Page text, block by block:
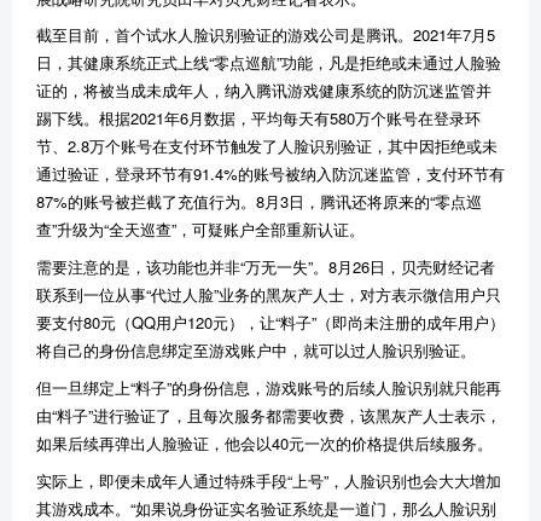
截至目前，首个试水人脸识别验证的游戏公司是腾讯。2021年7月5
日，其健康系统正式上线“零点巡航”功能，凡是拒绝或未通过人脸验
证的，将被当成未成年人，纳入腾讯游戏健康系统的防沉迷监管并
踢下线。根据2021年6月数据，平均每天有580万个账号在登录环
节、2.8万个账号在支付环节触发了人脸识别验证，其中因拒绝或未
通过验证，登录环节有91.4%的账号被纳入防沉迷监管，支付环节有
87%的账号被拦截了充值行为。8月3日，腾讯还将原来的“零点巡
查”升级为“全天巡查”，可疑账户全部重新认证。
需要注意的是，该功能也并非“万无一失”。8月26日，贝壳财经记者
联系到一位从事“代过人脸”业务的黑灰产人士，对方表示微信用户只
要支付80元（QQ用户120元），让“料子”（即尚未注册的成年用户）
将自己的身份信息绑定至游戏账户中，就可以过人脸识别验证。
但一旦绑定上“料子”的身份信息，游戏账号的后续人脸识别就只能再
由“料子”进行验证了，且每次服务都需要收费，该黑灰产人士表示，
如果后续再弹出人脸验证，他会以40元一次的价格提供后续服务。
实际上，即便未成年人通过特殊手段“上号”，人脸识别也会大大增加
其游戏成本。“如果说身份证实名验证系统是一道门，那么人脸识别